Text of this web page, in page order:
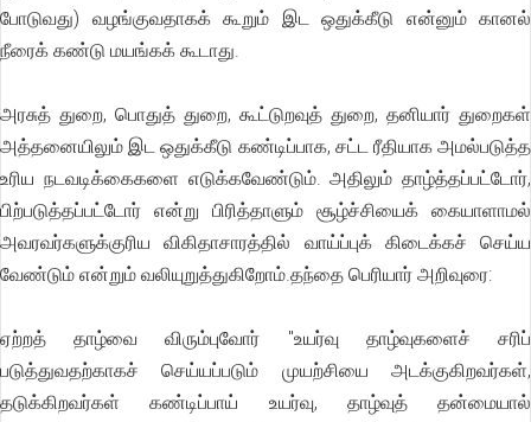
போடுவது) வழங்குவதாகக் கூறும் இட ஒதுக்கீடு என்னும் கானல்
நீரைக் கண்டு மயங்கக் கூடாது.
அரசுத் துறை, பொதுத் துறை, கூட்டுறவுத் துறை, தனியார் துறைகள்
அத்தனையிலும் இட ஒதுக்கீடு கண்டிப்பாக, சட்ட ரீதியாக அமல்படுத்த
உரிய நடவடிக்கைகளை எடுக்கவேண்டும். அதிலும் தாழ்த்தப்பட்டோர்,
பிற்படுத்தப்பட்டோர் என்று பிரித்தாளும் சூழ்ச்சியைக் கையாளாமல்
அவரவர்களுக்குரிய விகிதாசாரத்தில் வாய்ப்புக் கிடைக்கச் செய்ய
வேண்டும் என்றும் வலியுறுத்துகிறோம்.தந்தை பெரியார் அறிவுரை:
ஏற்றத் தாழ்வை விரும்புவோர் "உயர்வு தாழ்வுகளைச் சரிப்
படுத்துவதற்காகச் செய்யப்படும் முயற்சியை அடக்குகிறவர்கள்,
தடுக்கிறவர்கள் கண்டிப்பாய் உயர்வு, தாழ்வுத் தன்மையால்